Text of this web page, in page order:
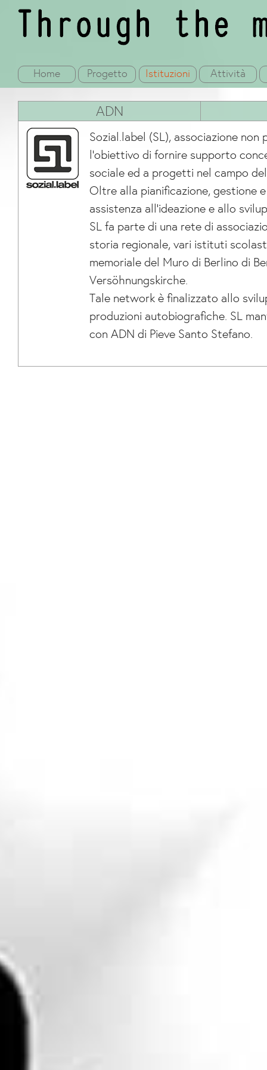
Home Progetto Istituzioni Attività
ADN
Sozial.label (SL), associazione
l’obiettivo di fornire supporto
sociale ed a progetti nel campo
Oltre alla pianificazione, gestione
assistenza all’ideazione e allo
SL fa parte di una rete di
storia regionale, vari istituti
memoriale del Muro di Berlino di
Versöhnungskirche.
Tale network è finalizzato allo
produzioni autobiografiche. SL
con ADN di Pieve Santo Stefano.